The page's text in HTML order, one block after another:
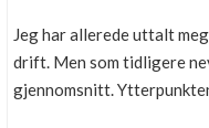
Jeg har allerede uttalt
drift. Men som tidligere
gjennomsnitt.